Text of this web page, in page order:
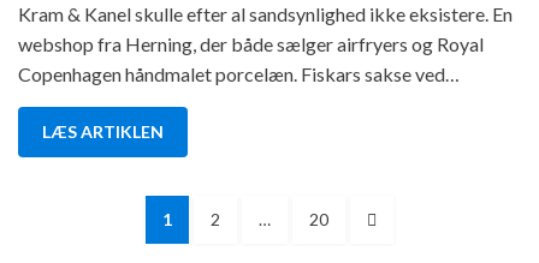
Kram & Kanel skulle efter al sandsynlighed ikke eksistere. En
webshop fra Herning, der både sælger airfryers og Royal
Copenhagen håndmalet porcelæn. Fiskars sakse ved…
LÆS ARTIKLEN
Indlægsinddeling
PAGE
1 PAGE
2 … PAGE
20
NEXT